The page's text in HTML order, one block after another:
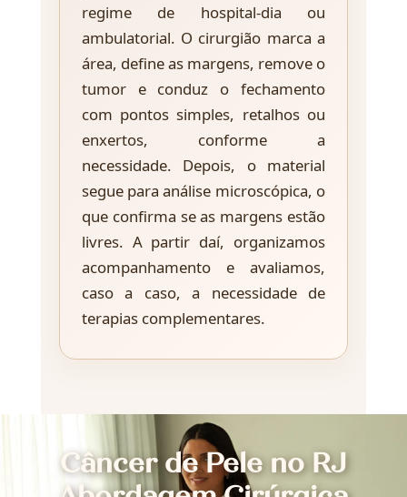
regime de hospital-dia ou
ambulatorial. O cirurgião marca a
área, define as margens, remove o
tumor e conduz o fechamento
com pontos simples, retalhos ou
enxertos, conforme a
necessidade. Depois, o material
segue para análise microscópica, o
que confirma se as margens estão
livres. A partir daí, organizamos
acompanhamento e avaliamos,
caso a caso, a necessidade de
terapias complementares.
Câncer de Pele no RJ